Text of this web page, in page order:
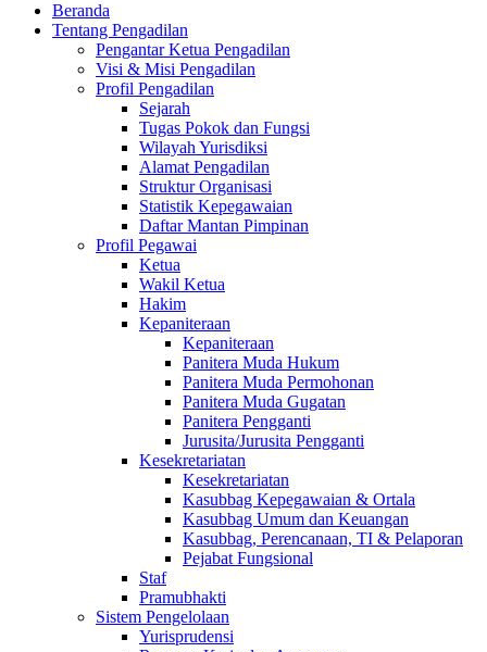
Beranda
Tentang Pengadilan
Pengantar Ketua Pengadilan
Visi & Misi Pengadilan
Profil Pengadilan
Sejarah
Tugas Pokok dan Fungsi
Wilayah Yurisdiksi
Alamat Pengadilan
Struktur Organisasi
Statistik Kepegawaian
Daftar Mantan Pimpinan
Profil Pegawai
Ketua
Wakil Ketua
Hakim
Kepaniteraan
Kepaniteraan
Panitera Muda Hukum
Panitera Muda Permohonan
Panitera Muda Gugatan
Panitera Pengganti
Jurusita/Jurusita Pengganti
Kesekretariatan
Kesekretariatan
Kasubbag Kepegawaian & Ortala
Kasubbag Umum dan Keuangan
Kasubbag, Perencanaan, TI & Pelaporan
Pejabat Fungsional
Staf
Pramubhakti
Sistem Pengelolaan
Yurisprudensi